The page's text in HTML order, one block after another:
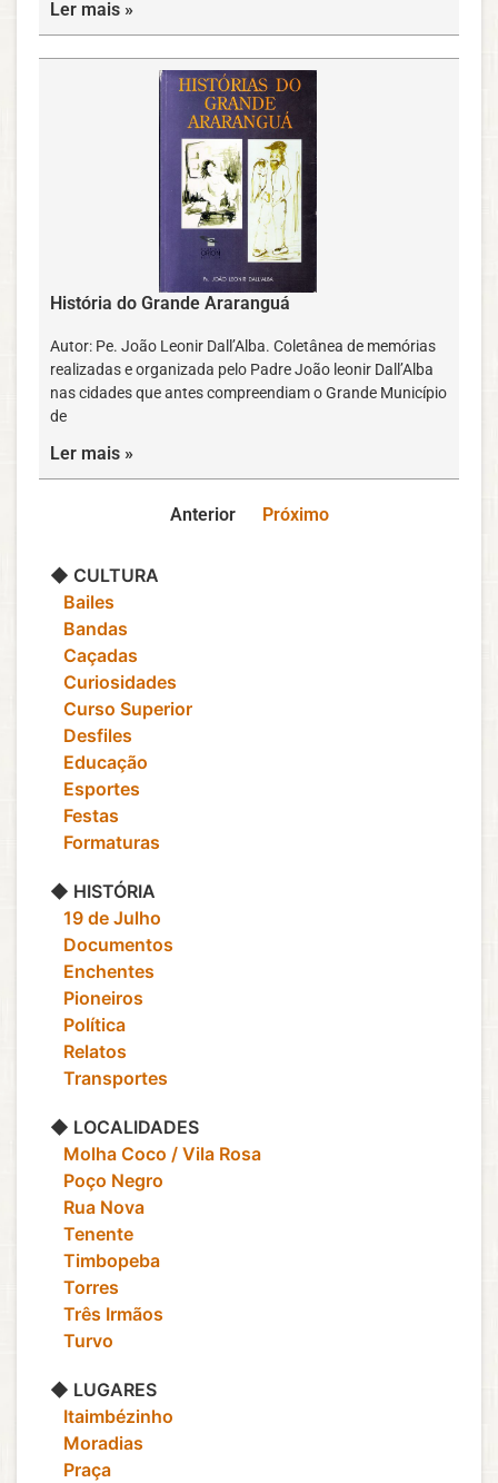
Ler mais »
História do Grande Araranguá
Autor: Pe. João Leonir Dall’Alba. Coletânea de memórias
realizadas e organizada pelo Padre João leonir Dall’Alba
nas cidades que antes compreendiam o Grande Município
de
Ler mais »
Anterior Próximo
◆ CULTURA
‎ ‎ ‎ Bailes
‎ ‎ ‎ Bandas
‎ ‎ ‎ Caçadas
‎ ‎ ‎ Curiosidades
‎ ‎ ‎ Curso Superior
‎ ‎ ‎ Desfiles
‎ ‎ ‎ Educação
‎ ‎ ‎ Esportes
‎ ‎ ‎ Festas
‎ ‎ ‎ Formaturas
◆ HISTÓRIA
‎ ‎ ‎ 19 de Julho
‎ ‎ ‎ Documentos
‎ ‎ ‎ Enchentes
‎ ‎ ‎ Pioneiros
‎ ‎ ‎ Política
‎ ‎ ‎ Relatos
‎ ‎ ‎ Transportes
◆ LOCALIDADES
‎ ‎ ‎ Molha Coco / Vila Rosa
‎ ‎ ‎ Poço Negro
‎ ‎ ‎ Rua Nova
‎ ‎ ‎ Tenente
‎ ‎ ‎ Timbopeba
‎ ‎ ‎ Torres
‎ ‎ ‎ Três Irmãos
‎ ‎ ‎ Turvo
◆ LUGARES
‎ ‎ ‎ Itaimbézinho
‎ ‎ ‎ Moradias
‎ ‎ ‎ Praça